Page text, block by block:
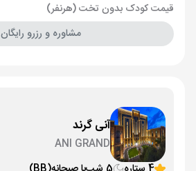
قیمت کودک بدون تخت (هرنفر)
مشاوره و رزرو رایگان
آنی گرند
ANI GRAND